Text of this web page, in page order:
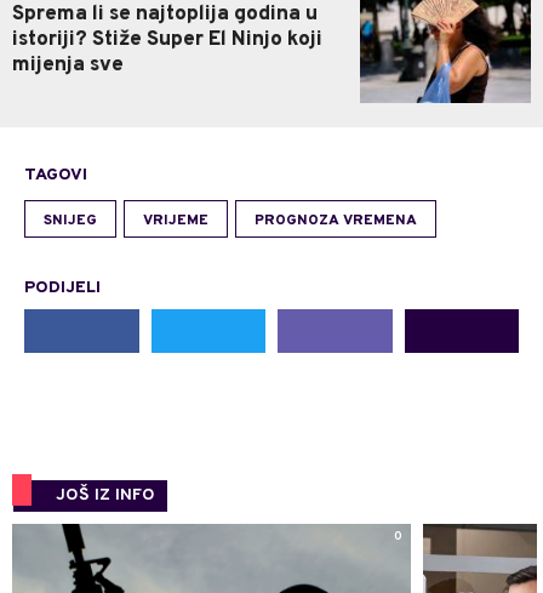
Sprema li se najtoplija godina u
istoriji? Stiže Super El Ninjo koji
mijenja sve
TAGOVI
SNIJEG VRIJEME PROGNOZA VREMENA
PODIJELI
JOŠ IZ INFO
0